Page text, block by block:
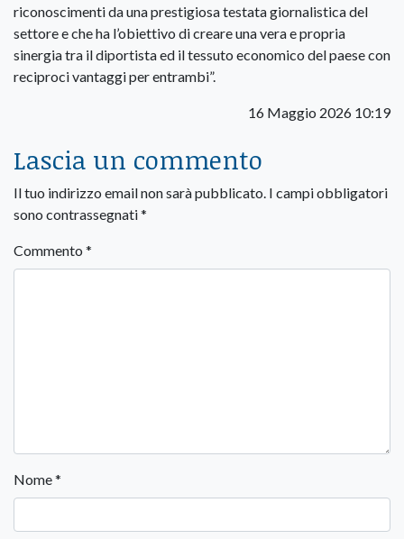
riconoscimenti da una prestigiosa testata giornalistica del
settore e che ha l’obiettivo di creare una vera e propria
sinergia tra il diportista ed il tessuto economico del paese con
reciproci vantaggi per entrambi”.
16 Maggio 2026 10:19
Lascia un commento
Il tuo indirizzo email non sarà pubblicato. I campi obbligatori
sono contrassegnati*
Commento *
Nome*